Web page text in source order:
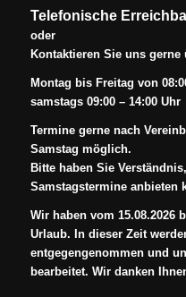
Telefonische
oder
Kontaktieren Sie uns gerne
Montag bis Freitag von
samstags 09:00 – 14:00 Uhr
Termine gerne nach
Samstag möglich.
Bitte haben Sie
Samstagstermine anbieten
Wir haben vom 15.08.2026
Urlaub. In dieser Zeit
entgegengenommen und
bearbeitet. Wir danken